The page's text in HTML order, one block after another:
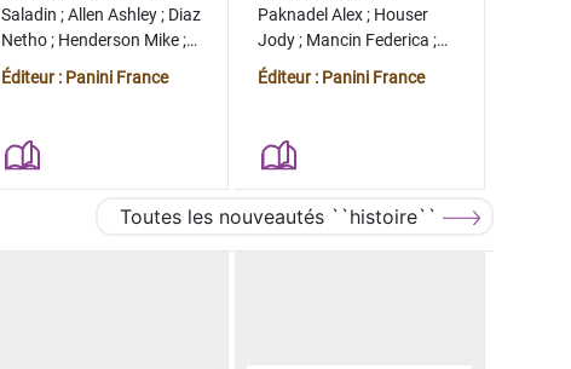
Saladin ;Allen Ashley; Diaz
Netho; Henderson Mike;
Stegman Ryan
Éditeur : Panini France
Paknadel Alex; Houser
Jody; Mancin Federica ;
Antonio Roge
Éditeur : Panini France
Toutes les nouveautés ``histoire``